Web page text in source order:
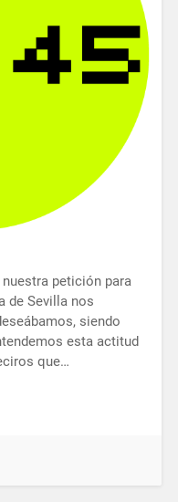
petición para
de Sevilla nos
siendo
esta actitud
que…